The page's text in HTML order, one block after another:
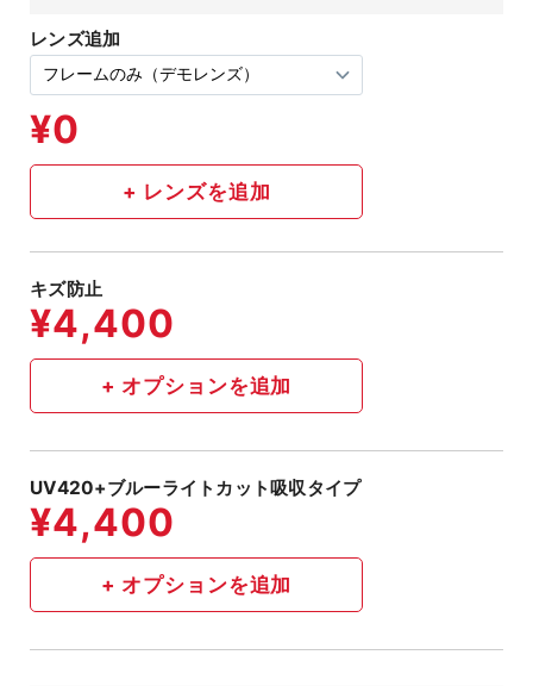
レンズ追加
キズ防止
UV420+ブルーライトカット吸収タイプ